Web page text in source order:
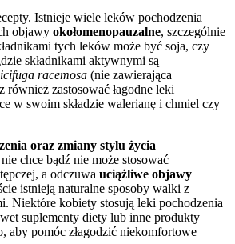
Istnieje wiele leków pochodzenia
objawy okołomenopauzalne, szczególnie
tych leków może być soja, czy
składnikami aktywnymi są
racemosa (nie zawierająca
zastosować łagodne leki
w swoim składzie walerianę i chmiel czy
oraz zmiany stylu życia
chce bądź nie może stosować
a odczuwa uciążliwe objawy
istnieją naturalne sposoby walki z
Niektóre kobiety stosują leki pochodzenia
suplementy diety lub inne produkty
aby pomóc złagodzić niekomfortowe